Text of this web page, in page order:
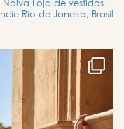
Noiva Loja de vestidos
Rio de Janeiro, Brasil